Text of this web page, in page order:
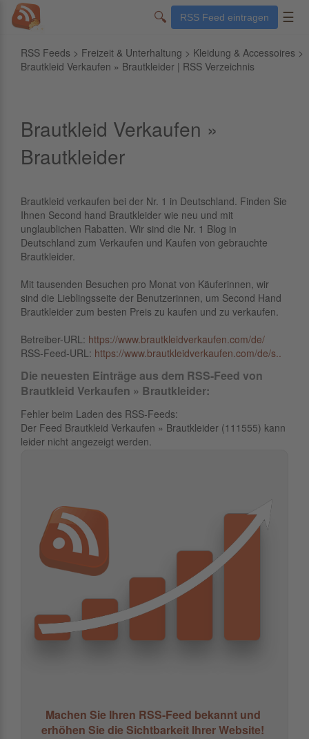
🔍 RSS Feed eintragen ☰
RSS Feeds > Freizeit & Unterhaltung > Kleidung & Accessoires >
Brautkleid Verkaufen » Brautkleider | RSS Verzeichnis
Brautkleid Verkaufen »
Brautkleider
Brautkleid verkaufen bei der Nr. 1 in Deutschland. Finden Sie
Ihnen Second hand Brautkleider wie neu und mit
unglaublichen Rabatten. Wir sind die Nr. 1 Blog in
Deutschland zum Verkaufen und Kaufen von gebrauchte
Brautkleider.
Mit tausenden Besuchen pro Monat von Käuferinnen, wir
sind die Lieblingsseite der Benutzerinnen, um Second Hand
Brautkleider zum besten Preis zu kaufen und zu verkaufen.
Betreiber-URL: https://www.brautkleidverkaufen.com/de/
RSS-Feed-URL: https://www.brautkleidverkaufen.com/de/s..
Die neuesten Einträge aus dem RSS-Feed von
Brautkleid Verkaufen » Brautkleider:
Fehler beim Laden des RSS-Feeds:
Der Feed Brautkleid Verkaufen » Brautkleider (111555) kann
leider nicht angezeigt werden.
Machen Sie Ihren RSS-Feed bekannt und
erhöhen Sie die Sichtbarkeit Ihrer Website!